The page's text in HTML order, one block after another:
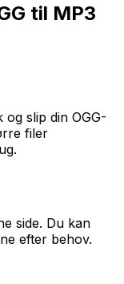
til MP3
slip din OGG-
filer
side. Du kan
efter behov.